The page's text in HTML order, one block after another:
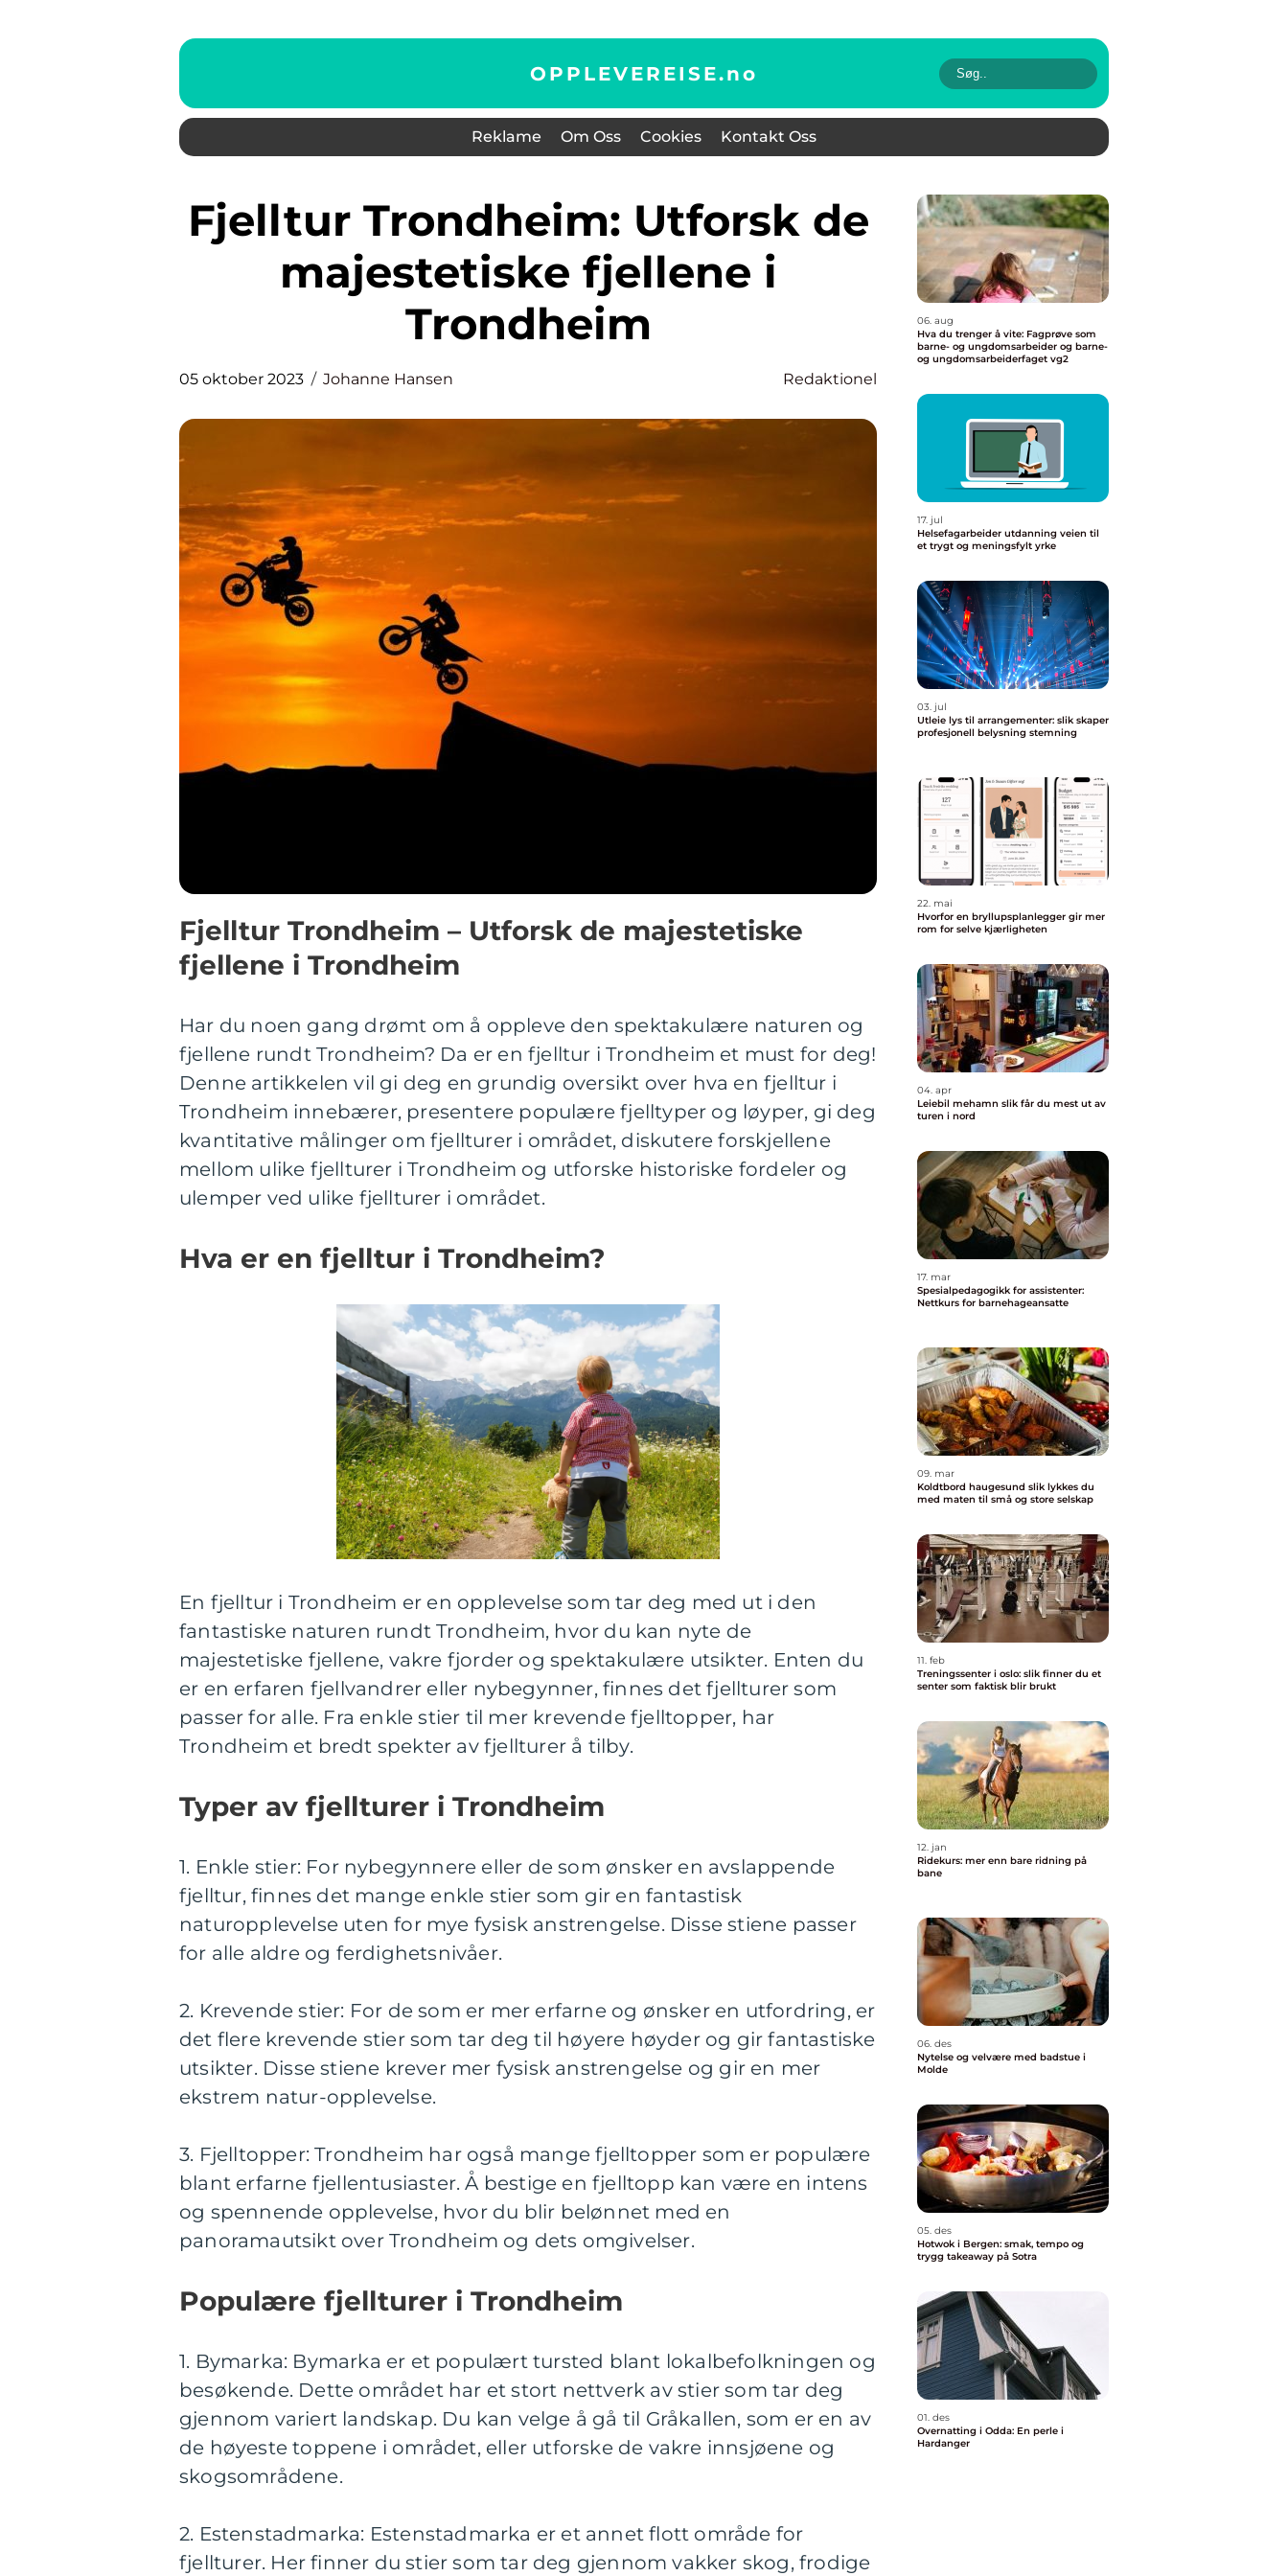
OPPLEVEREISE.no
Reklame Om Oss Cookies Kontakt Oss
Fjelltur Trondheim: Utforsk de
majestetiske fjellene i
Trondheim
05 oktober 2023 Johanne Hansen Redaktionel
Fjelltur Trondheim – Utforsk de majestetiske
fjellene i Trondheim
Har du noen gang drømt om å oppleve den spektakulære naturen og
fjellene rundt Trondheim? Da er en fjelltur i Trondheim et must for deg!
Denne artikkelen vil gi deg en grundig oversikt over hva en fjelltur i
Trondheim innebærer, presentere populære fjelltyper og løyper, gi deg
kvantitative målinger om fjellturer i området, diskutere forskjellene
mellom ulike fjellturer i Trondheim og utforske historiske fordeler og
ulemper ved ulike fjellturer i området.
Hva er en fjelltur i Trondheim?
En fjelltur i Trondheim er en opplevelse som tar deg med ut i den
fantastiske naturen rundt Trondheim, hvor du kan nyte de
majestetiske fjellene, vakre fjorder og spektakulære utsikter. Enten du
er en erfaren fjellvandrer eller nybegynner, finnes det fjellturer som
passer for alle. Fra enkle stier til mer krevende fjelltopper, har
Trondheim et bredt spekter av fjellturer å tilby.
Typer av fjellturer i Trondheim
1. Enkle stier: For nybegynnere eller de som ønsker en avslappende
fjelltur, finnes det mange enkle stier som gir en fantastisk
naturopplevelse uten for mye fysisk anstrengelse. Disse stiene passer
for alle aldre og ferdighetsnivåer.
2. Krevende stier: For de som er mer erfarne og ønsker en utfordring, er
det flere krevende stier som tar deg til høyere høyder og gir fantastiske
utsikter. Disse stiene krever mer fysisk anstrengelse og gir en mer
ekstrem natur-opplevelse.
3. Fjelltopper: Trondheim har også mange fjelltopper som er populære
blant erfarne fjellentusiaster. Å bestige en fjelltopp kan være en intens
og spennende opplevelse, hvor du blir belønnet med en
panoramautsikt over Trondheim og dets omgivelser.
Populære fjellturer i Trondheim
1. Bymarka: Bymarka er et populært tursted blant lokalbefolkningen og
besøkende. Dette området har et stort nettverk av stier som tar deg
gjennom variert landskap. Du kan velge å gå til Gråkallen, som er en av
de høyeste toppene i området, eller utforske de vakre innsjøene og
skogsområdene.
2. Estenstadmarka: Estenstadmarka er et annet flott område for
fjellturer. Her finner du stier som tar deg gjennom vakker skog, frodige
06. aug
Hva du trenger å vite: Fagprøve som
barne- og ungdomsarbeider og barne-
og ungdomsarbeiderfaget vg2
17. jul
Helsefagarbeider utdanning veien til
et trygt og meningsfylt yrke
03. jul
Utleie lys til arrangementer: slik skaper
profesjonell belysning stemning
22. mai
Hvorfor en bryllupsplanlegger gir mer
rom for selve kjærligheten
04. apr
Leiebil mehamn slik får du mest ut av
turen i nord
17. mar
Spesialpedagogikk for assistenter:
Nettkurs for barnehageansatte
09. mar
Koldtbord haugesund slik lykkes du
med maten til små og store selskap
11. feb
Treningssenter i oslo: slik finner du et
senter som faktisk blir brukt
12. jan
Ridekurs: mer enn bare ridning på
bane
06. des
Nytelse og velvære med badstue i
Molde
05. des
Hotwok i Bergen: smak, tempo og
trygg takeaway på Sotra
01. des
Overnatting i Odda: En perle i
Hardanger